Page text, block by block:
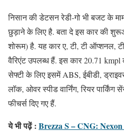
निसान की डेटसन रेडी-गो भी बजट के
छुड़ाने के लिए है. बता दे इस कार की
शोरूम) है. यह कार ए, टी, टी ऑप्शनल,
वैरिएंट उपलब्ध हैं. इस कार 20.71 kmpl
सेफ्टी के लिए इसमें ABS, ईबीडी,
लॉक, ओवर स्पीड वार्निंग, रियर
फीचर्स दिए गए हैं.
ये भी पढ़ें : Brezza S – CNG: Nexon